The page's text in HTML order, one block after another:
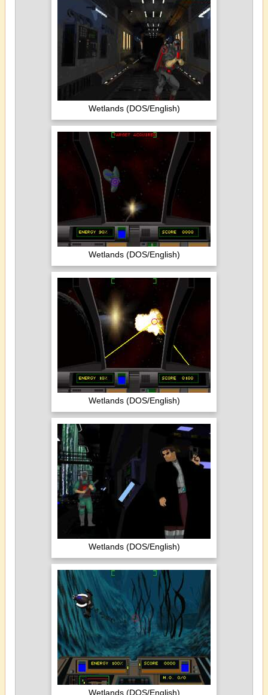
Wetlands (DOS/English)
Wetlands (DOS/English)
Wetlands (DOS/English)
Wetlands (DOS/English)
Wetlands (DOS/English)